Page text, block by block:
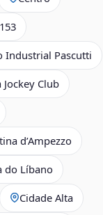
Industrial Pascutti
Jockey Club
d’Ampezzo
do Líbano
Cidade Alta